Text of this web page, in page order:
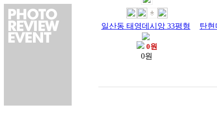
일산동 태영데시앙 33평형
0원
0원
탄현